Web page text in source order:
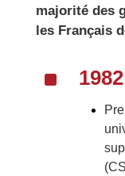
majorité des
les Français
^ 1982